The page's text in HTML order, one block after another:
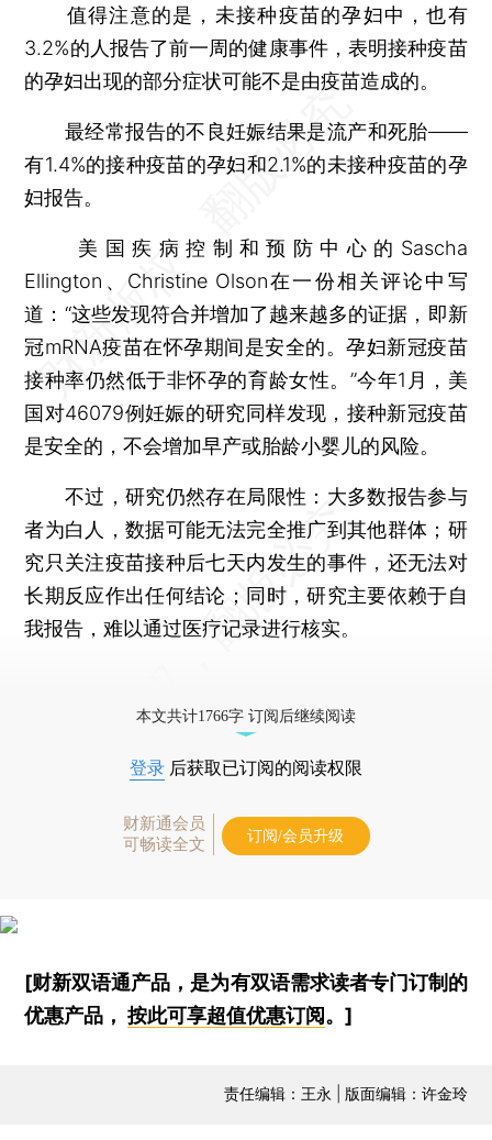
值得注意的是，未接种疫苗的孕妇中，也有
3.2%的人报告了前一周的健康事件，表明接种疫苗
的孕妇出现的部分症状可能不是由疫苗造成的。
最经常报告的不良妊娠结果是流产和死胎——
有1.4%的接种疫苗的孕妇和2.1%的未接种疫苗的孕
妇报告。
美国疾病控制和预防中心的Sascha
Ellington、Christine Olson在一份相关评论中写
道：“这些发现符合并增加了越来越多的证据，即新
冠mRNA疫苗在怀孕期间是安全的。孕妇新冠疫苗
接种率仍然低于非怀孕的育龄女性。”今年1月，美
国对46079例妊娠的研究同样发现，接种新冠疫苗
是安全的，不会增加早产或胎龄小婴儿的风险。
不过，研究仍然存在局限性：大多数报告参与
者为白人，数据可能无法完全推广到其他群体；研
究只关注疫苗接种后七天内发生的事件，还无法对
长期反应作出任何结论；同时，研究主要依赖于自
我报告，难以通过医疗记录进行核实。
本文共计1766字 订阅后继续阅读
登录 后获取已订阅的阅读权限
财新通会员
可畅读全文
订阅/会员升级
[财新双语通产品，是为有双语需求读者专门订制的
优惠产品，按此可享超值优惠订阅 。]
责任编辑：王永 | 版面编辑：许金玲